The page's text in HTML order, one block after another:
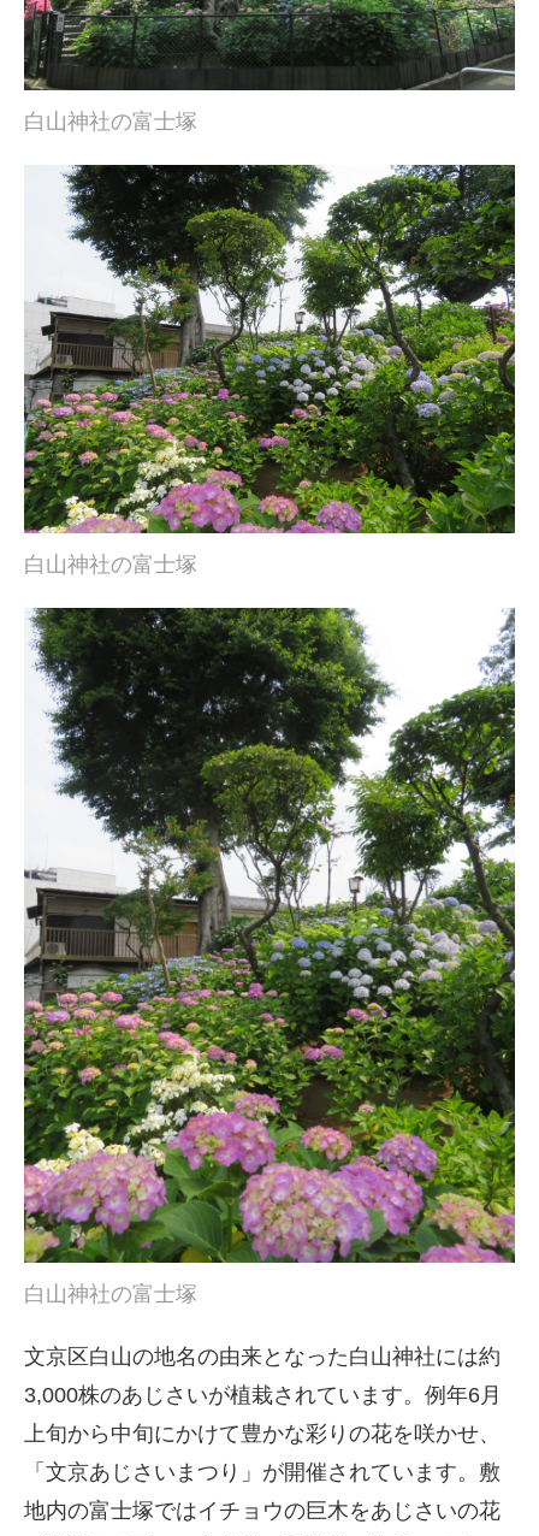
白山神社の富士塚
白山神社の富士塚
白山神社の富士塚
文京区白山の地名の由来となった白山神社には約
3,000株のあじさいが植栽されています。例年6月
上旬から中旬にかけて豊かな彩りの花を咲かせ、
「文京あじさいまつり」が開催されています。敷
地内の富士塚ではイチョウの巨木をあじさいの花